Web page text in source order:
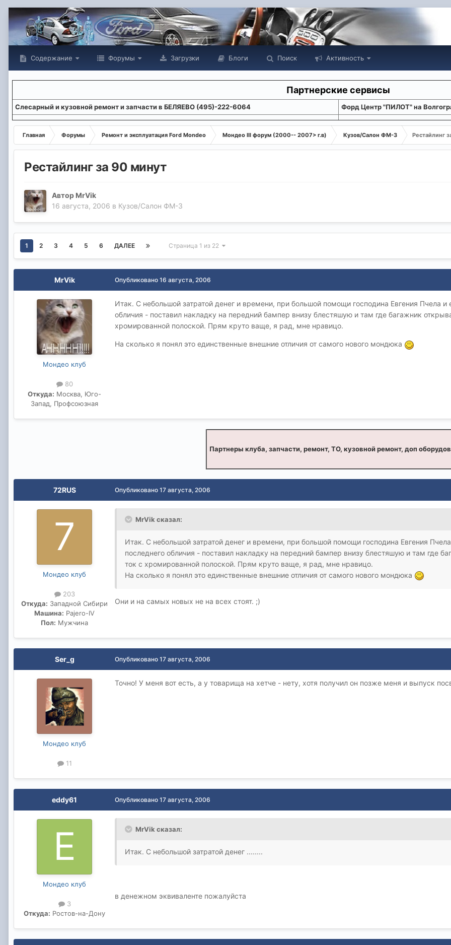
Содержание Форумы Загрузки Блоги Поиск Активность
Партнерские сервисы
Слесарный и кузовной ремонт и запчасти в БЕЛЯЕВО (495)-222-6064 Форд Центр "ПИЛОТ" на
Главная Форумы Ремонт и эксплуатация Ford Mondeo Мондео III форум (2000-- 2007> г.в) Кузов/Салон ФМ-3 Рестайлинг
Рестайлинг за 90 минут
Автор MrVik
16 августа, 2006 в Кузов/Салон ФМ-3
1 2 3 4 5 6 ДАЛЕЕ Страница 1 из 22
MrVik
Мондео клуб
80
Откуда: Москва, Юго-
Запад, Профсоюзная
Опубликовано 16 августа, 2006
Итак. С небольшой затратой денег и времени, при большой помощи господина Евгения Пчела
обличия - поставил накладку на передний бампер внизу блестяшую и там где багажник
хромированной полоской. Прям круто ваще, я рад, мне нравицо.
На сколько я понял это единственные внешние отличия от самого нового мондюка
Партнеры клуба, запчасти, ремонт, ТО, кузовной ремонт, доп
72RUS
Мондео клуб
203
Откуда: Западной Сибири
Машина: Pajero-IV
Пол: Мужчина
Опубликовано 17 августа, 2006
MrVik сказал:
Итак. С небольшой затратой денег и времени, при большой помощи господина Евгения
последнего обличия - поставил накладку на передний бампер внизу блестяшую и там где
ток с хромированной полоской. Прям круто ваще, я рад, мне нравицо.
На сколько я понял это единственные внешние отличия от самого нового мондюка
Они и на самых новых не на всех стоят. ;)
Ser_g
Мондео клуб
11
Опубликовано 17 августа, 2006
Точно! У меня вот есть, а у товарища на хетче - нету, хотя получил он позже меня и выпуск
eddy61
Мондео клуб
3
Откуда: Ростов-на-Дону
Опубликовано 17 августа, 2006
MrVik сказал:
Итак. С небольшой затратой денег ........
в денежном эквиваленте пожалуйста